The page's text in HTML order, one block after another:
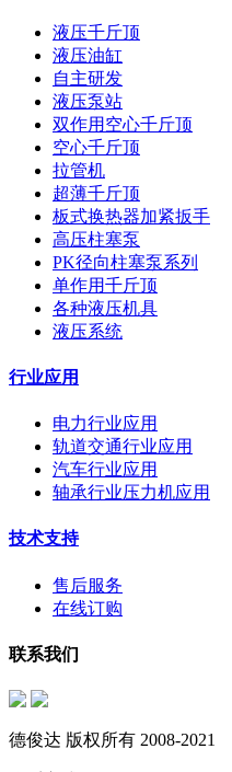
液压千斤顶
液压油缸
自主研发
液压泵站
双作用空心千斤顶
空心千斤顶
拉管机
超薄千斤顶
板式换热器加紧扳手
高压柱塞泵
PK径向柱塞泵系列
单作用千斤顶
各种液压机具
液压系统
行业应用
电力行业应用
轨道交通行业应用
汽车行业应用
轴承行业压力机应用
技术支持
售后服务
在线订购
联系我们
德俊达 版权所有 2008-2021